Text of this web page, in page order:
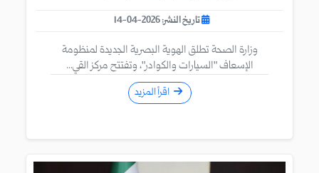
تاريخ النشر: 2026-04-14
وزارة الصحة تطلق الهوية البصرية الجديدة لمنظومة
الإسعاف "السيارات والكوادر"، وتفتتح مركز القي...
اقرأ المزيد